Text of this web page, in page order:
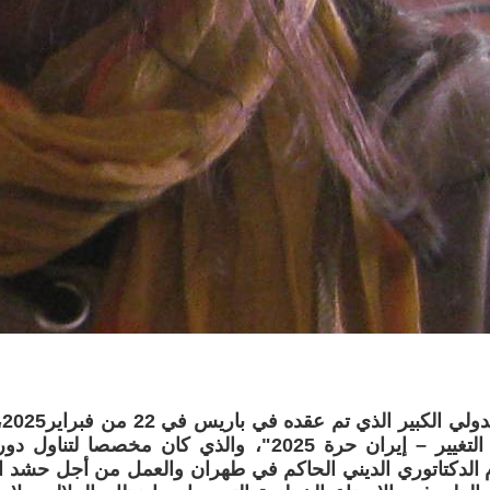
قوة من أجل التغيير – إيران حرة 2025"، والذي کان
الدکتاتوري الديني الحاکم في طهران والعمل من أجل حشد